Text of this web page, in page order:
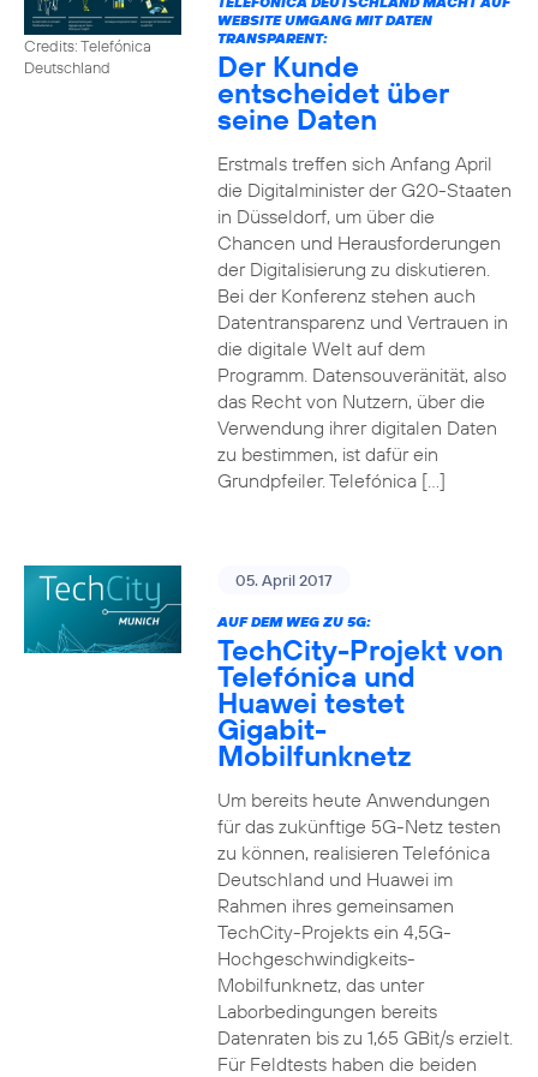
Credits: Telefónica
Deutschland
WEBSITE UMGANG MIT DATEN
TRANSPARENT:
Der Kunde
entscheidet über
seine Daten
Erstmals treffen sich Anfang April
die Digitalminister der G20-Staaten
in Düsseldorf, um über die
Chancen und Herausforderungen
der Digitalisierung zu diskutieren.
Bei der Konferenz stehen auch
Datentransparenz und Vertrauen in
die digitale Welt auf dem
Programm. Datensouveränität, also
das Recht von Nutzern, über die
Verwendung ihrer digitalen Daten
zu bestimmen, ist dafür ein
Grundpfeiler. Telefónica […]
05. April 2017
AUF DEM WEG ZU 5G:
TechCity-Projekt von
Telefónica und
Huawei testet
Gigabit-
Mobilfunknetz
Um bereits heute Anwendungen
für das zukünftige 5G-Netz testen
zu können, realisieren Telefónica
Deutschland und Huawei im
Rahmen ihres gemeinsamen
TechCity-Projekts ein 4,5G-
Hochgeschwindigkeits-
Mobilfunknetz, das unter
Laborbedingungen bereits
Datenraten bis zu 1,65 GBit/s erzielt.
Für Feldtests haben die beiden